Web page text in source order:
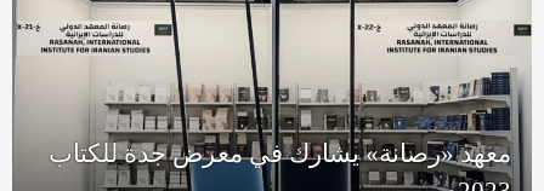
معهد «رصانة» يشارك في معرض جدة للكتاب